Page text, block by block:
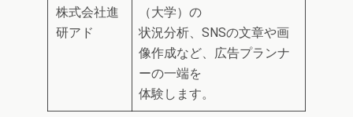
株式会社進
研アド
（大学）の
状況分析、SNSの文章や画
像作成など、広告プランナ
ーの一端を
体験します。